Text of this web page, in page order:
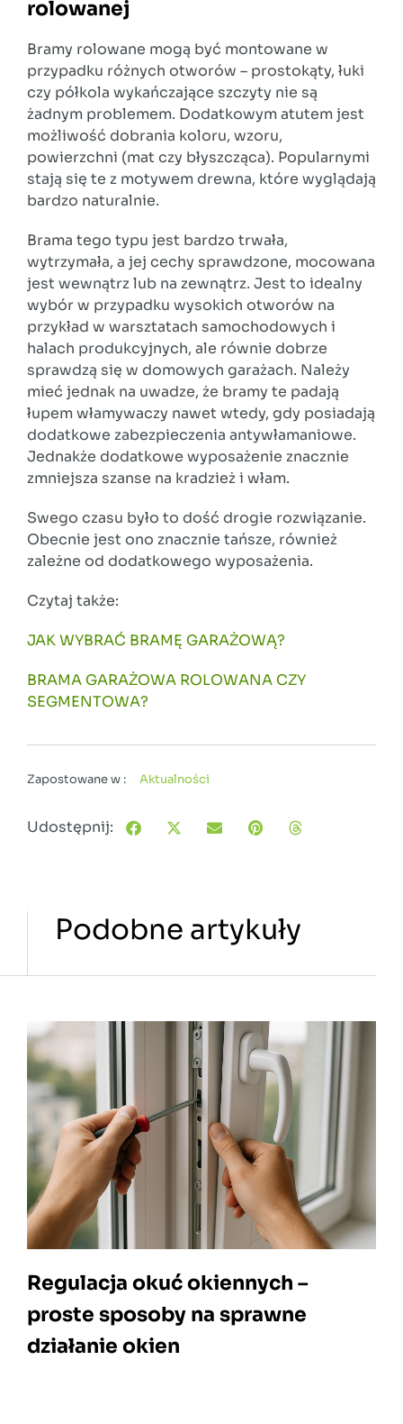
rolowanej
Bramy rolowane mogą być montowane w
przypadku różnych otworów – prostokąty, łuki
czy półkola wykańczające szczyty nie są
żadnym problemem. Dodatkowym atutem jest
możliwość dobrania koloru, wzoru,
powierzchni (mat czy błyszcząca). Popularnymi
stają się te z motywem drewna, które wyglądają
bardzo naturalnie.
Brama tego typu jest bardzo trwała,
wytrzymała, a jej cechy sprawdzone, mocowana
jest wewnątrz lub na zewnątrz. Jest to idealny
wybór w przypadku wysokich otworów na
przykład w warsztatach samochodowych i
halach produkcyjnych, ale równie dobrze
sprawdzą się w domowych garażach. Należy
mieć jednak na uwadze, że bramy te padają
łupem włamywaczy nawet wtedy, gdy posiadają
dodatkowe zabezpieczenia antywłamaniowe.
Jednakże dodatkowe wyposażenie znacznie
zmniejsza szanse na kradzież i włam.
Swego czasu było to dość drogie rozwiązanie.
Obecnie jest ono znacznie tańsze, również
zależne od dodatkowego wyposażenia.
Czytaj także:
JAK WYBRAĆ BRAMĘ GARAŻOWĄ?
BRAMA GARAŻOWA ROLOWANA CZY
SEGMENTOWA?
Zapostowane w : Aktualności
Udostępnij:
Podobne artykuły
Regulacja okuć okiennych –
proste sposoby na sprawne
działanie okien